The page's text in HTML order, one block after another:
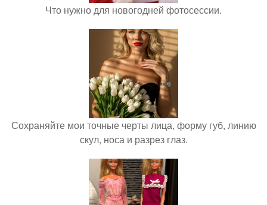
Что нужно для новогодней фотосессии.
Сохраняйте мои точные черты лица, форму губ, линию
скул, носа и разрез глаз.